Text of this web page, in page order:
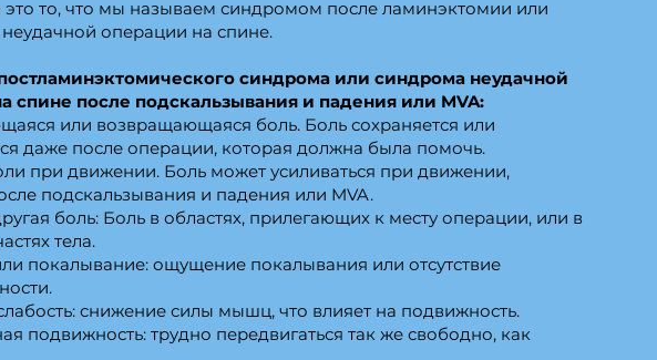
это то, что мы называем синдромом после ламинэктомии или
операции на спине.
синдрома или синдрома неудачной
спине после подскальзывания и падения или MVA:
или возвращающаяся боль. Боль сохраняется или
даже после операции, которая должна была помочь.
при движении. Боль может усиливаться при движении,
подскальзывания и падения или MVA.
боль: Боль в областях, прилегающих к месту операции, или в
тела.
покалывание: ощущение покалывания или отсутствие
снижение силы мышц, что влияет на подвижность.
подвижность: трудно передвигаться так же свободно, как